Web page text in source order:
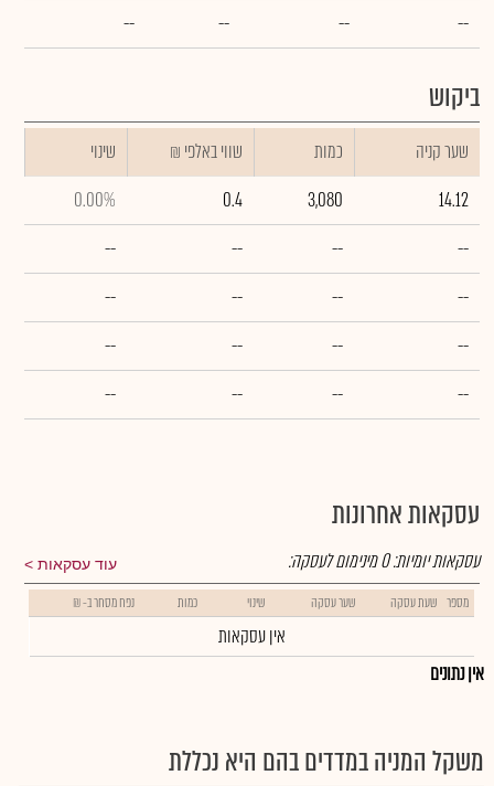
--
--
--
--
ביקוש
שער קניה כמות ₪ שווי באלפי
שינוי
14.12
3,080
0.4
0.00%
--
--
--
--
--
--
--
--
--
--
--
--
--
--
--
--
עסקאות אחרונות
עוד עסקאות עסקאות יומיות:0מינימום לעסקה:
מספר שעת עסקה שער עסקה שינוי כמות נפח מסחר ב- ₪
אין עסקאות
אין נתונים
משקל המניה במדדים בהם היא נכללת